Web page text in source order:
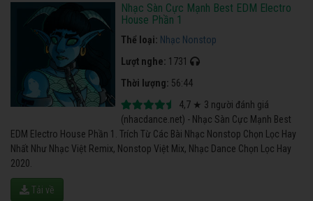
Nhạc Sàn Cực Mạnh Best EDM Electro
House Phần 1
Thể loại: Nhạc Nonstop
Lượt nghe: 1731
Thời lượng: 56:44
4,7 ★ 3 người đánh giá
(nhacdance.net) - Nhạc Sàn Cực Mạnh Best
EDM Electro House Phần 1. Trích Từ Các Bài Nhạc Nonstop Chọn Lọc Hay
Nhất Như Nhạc Việt Remix, Nonstop Việt Mix, Nhạc Dance Chọn Lọc Hay
2020.
Tải về